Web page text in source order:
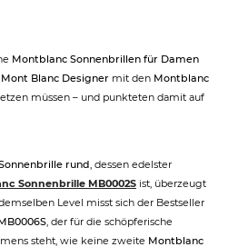
Montblanc Sonnenbrillen für Damen
Mont Blanc Designer mit den Montblanc
müssen – und punkteten damit auf
rund, dessen edelster
Sonnenbrille MB0002S ist, überzeugt
Level misst sich der Bestseller
, der für die schöpferische
steht, wie keine zweite Montblanc